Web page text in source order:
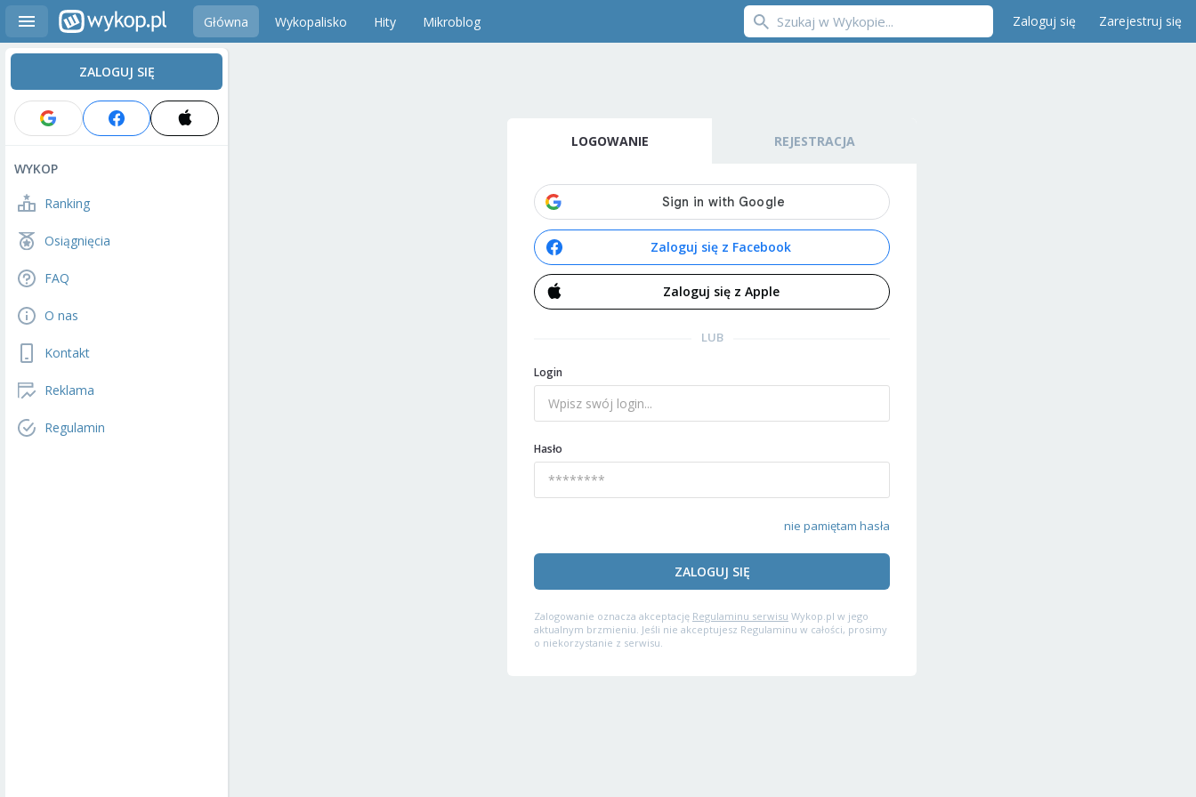
Główna Wykopalisko Hity Mikroblog Zaloguj się Zarejestruj się
ZALOGUJ SIĘ
WYKOP
Ranking
Osiągnięcia
FAQ
O nas
Kontakt
Reklama
Regulamin
LOGOWANIE REJESTRACJA
Zaloguj się z Facebook
Zaloguj się z Apple
LUB
Login
Hasło
nie pamiętam hasła
ZALOGUJ SIĘ
Zalogowanie oznacza akceptację Regulaminu serwisu Wykop.pl w jego
aktualnym brzmieniu. Jeśli nie akceptujesz Regulaminu w całości, prosimy
o niekorzystanie z serwisu.